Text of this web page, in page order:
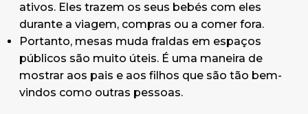
ativos. Eles trazem os seus bebés com eles
durante a viagem, compras ou a comer fora.
Portanto, mesas muda fraldas em espaços
públicos são muito úteis. É uma maneira de
mostrar aos pais e aos filhos que são tão bem-
vindos como outras pessoas.